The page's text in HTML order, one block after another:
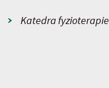
Katedra fyzioterapie